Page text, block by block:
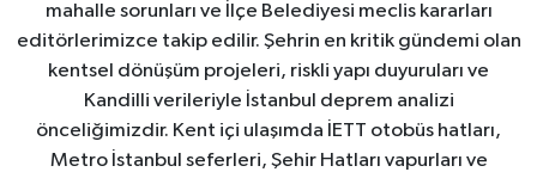
mahalle sorunları ve İlçe Belediyesi meclis kararları
editörlerimizce takip edilir. Şehrin en kritik gündemi olan
kentsel dönüşüm projeleri, riskli yapı duyuruları ve
Kandilli verileriyle İstanbul deprem analizi
önceliğimizdir. Kent içi ulaşımda İETT otobüs hatları,
Metro İstanbul seferleri, Şehir Hatları vapurları ve